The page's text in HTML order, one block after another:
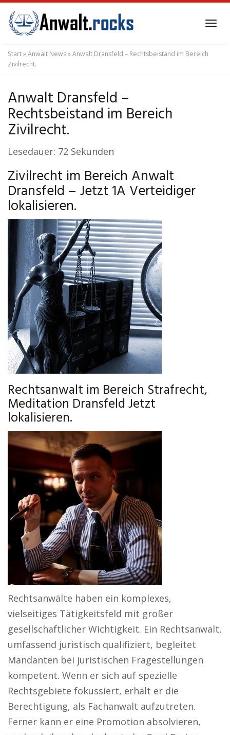
to
main
content
Start»Anwalt News»Anwalt Dransfeld – Rechtsbeistand im Bereich
Zivilrecht.
Anwalt Dransfeld –
Rechtsbeistand im Bereich
Zivilrecht.
Lesedauer: 72 Sekunden
Zivilrecht im Bereich Anwalt
Dransfeld – Jetzt 1A Verteidiger
lokalisieren.
Rechtsanwalt im Bereich Strafrecht,
Meditation Dransfeld Jetzt
lokalisieren.
Rechtsanwälte haben ein komplexes,
vielseitiges Tätigkeitsfeld mit großer
gesellschaftlicher Wichtigkeit. Ein Rechtsanwalt,
umfassend juristisch qualifiziert, begleitet
Mandanten bei juristischen Fragestellungen
kompetent. Wenn er sich auf spezielle
Rechtsgebiete fokussiert, erhält er die
Berechtigung, als Fachanwalt aufzutreten.
Ferner kann er eine Promotion absolvieren,